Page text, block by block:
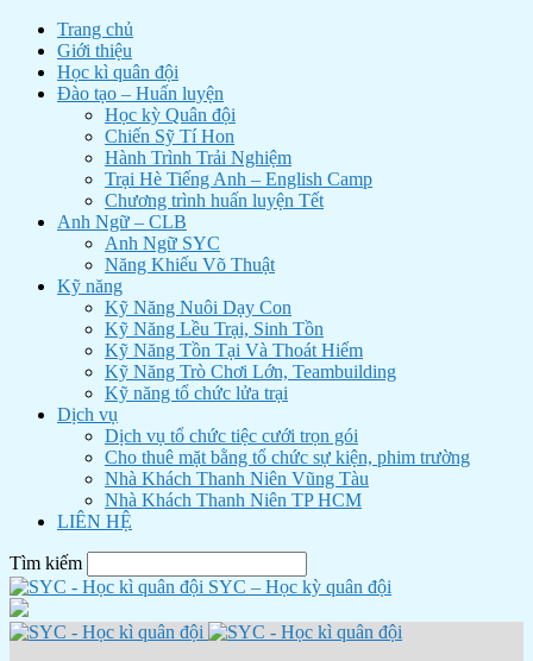
Trang chủ
Giới thiệu
Học kì quân đội
Đào tạo – Huấn luyện
Học kỳ Quân đội
Chiến Sỹ Tí Hon
Hành Trình Trải Nghiệm
Trại Hè Tiếng Anh – English Camp
Chương trình huấn luyện Tết
Anh Ngữ – CLB
Anh Ngữ SYC
Năng Khiếu Võ Thuật
Kỹ năng
Kỹ Năng Nuôi Dạy Con
Kỹ Năng Lều Trại, Sinh Tồn
Kỹ Năng Tồn Tại Và Thoát Hiểm
Kỹ Năng Trò Chơi Lớn, Teambuilding
Kỹ năng tổ chức lửa trại
Dịch vụ
Dịch vụ tổ chức tiệc cưới trọn gói
Cho thuê mặt bằng tổ chức sự kiện, phim trường
Nhà Khách Thanh Niên Vũng Tàu
Nhà Khách Thanh Niên TP HCM
LIÊN HỆ
Tìm kiếm
SYC – Học kỳ quân đội